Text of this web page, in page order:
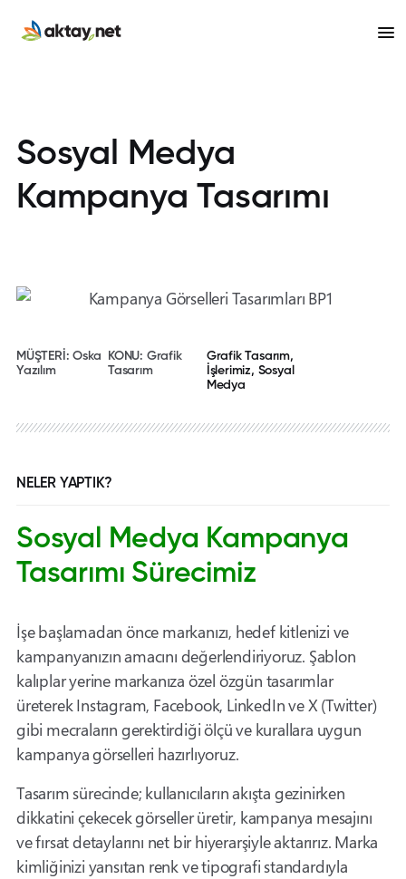
Sosyal Medya
Kampanya Tasarımı
MÜŞTERİ: Oska
Yazılım
KONU: Grafik
Tasarım
Grafik Tasarım,
İşlerimiz, Sosyal
Medya
NELER YAPTIK?
Sosyal Medya Kampanya
Tasarımı Sürecimiz
İşe başlamadan önce markanızı, hedef kitlenizi ve
kampanyanızın amacını değerlendiriyoruz. Şablon
kalıplar yerine markanıza özel özgün tasarımlar
üreterek Instagram, Facebook, LinkedIn ve X (Twitter)
gibi mecraların gerektirdiği ölçü ve kurallara uygun
kampanya görselleri hazırlıyoruz.
Tasarım sürecinde; kullanıcıların akışta gezinirken
dikkatini çekecek görseller üretir, kampanya mesajını
ve fırsat detaylarını net bir hiyerarşiyle aktarırız. Marka
kimliğinizi yansıtan renk ve tipografi standardıyla